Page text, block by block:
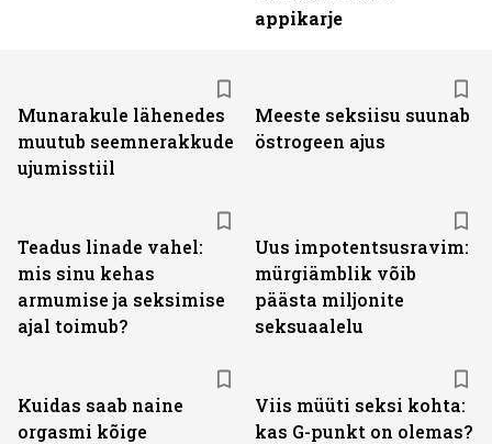
appikarje
Munarakule lähenedes
muutub seemnerakkude
ujumisstiil
Meeste seksiisu suunab
östrogeen ajus
Teadus linade vahel:
mis sinu kehas
armumise ja seksimise
ajal toimub?
Uus impotentsusravim:
mürgiämblik võib
päästa miljonite
seksuaalelu
Kuidas saab naine
orgasmi kõige
Viis müüti seksi kohta:
kas G-punkt on olemas?